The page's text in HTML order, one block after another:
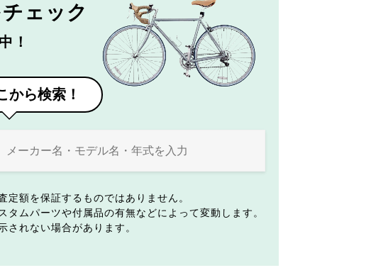
ェック
！
から検索！
額を保証するものではありません。
ムパーツや付属品の有無などによって変動します。
れない場合があります。